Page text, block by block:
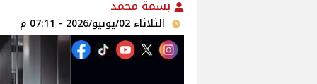
بسمة محمد
الثلاثاء 02/يونيو/2026 - 07:11 م